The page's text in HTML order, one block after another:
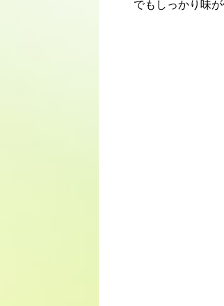
でもしっかり味が